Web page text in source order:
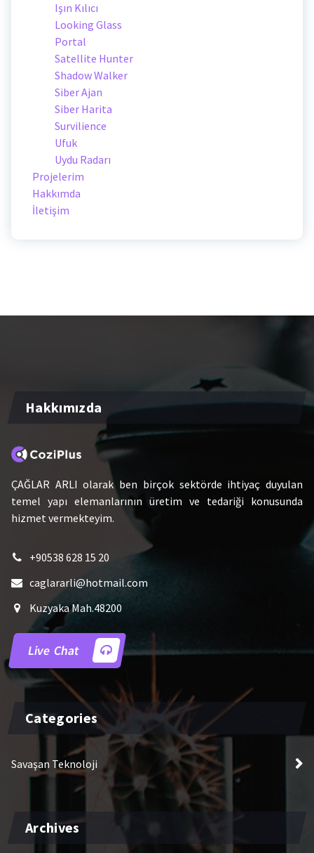
Işın Kılıcı
Looking Glass
Portal
Satellite Hunter
Shadow Walker
Siber Ajan
Siber Harita
Survilience
Ufuk
Uydu Radarı
Projelerim
Hakkımda
İletişim
Hakkımızda
ÇAĞLAR ARLI olarak ben birçok sektörde ihtiyaç duyulan
temel yapı elemanlarının üretim ve tedariği konusunda
hizmet vermekteyim.
+90538 628 15 20
caglararli@hotmail.com
Kuzyaka Mah.48200
Live Chat
Categories
Savaşan Teknoloji
Archives